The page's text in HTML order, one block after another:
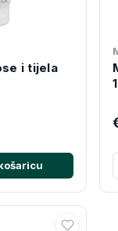
i tijela